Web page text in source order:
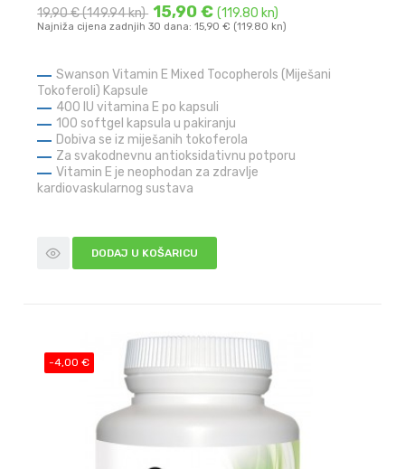
19,90 €(149.94 kn) 15,90 €(119.80 kn)
Najniža cijena zadnjih 30 dana: 15,90 € (119.80 kn)
Swanson Vitamin E Mixed Tocopherols (Miješani
Tokoferoli) Kapsule
400 IU vitamina E po kapsuli
100 softgel kapsula u pakiranju
Dobiva se iz miješanih tokoferola
Za svakodnevnu antioksidativnu potporu
Vitamin E je neophodan za zdravlje
kardiovaskularnog sustava
DODAJ U KOŠARICU
-4,00 €